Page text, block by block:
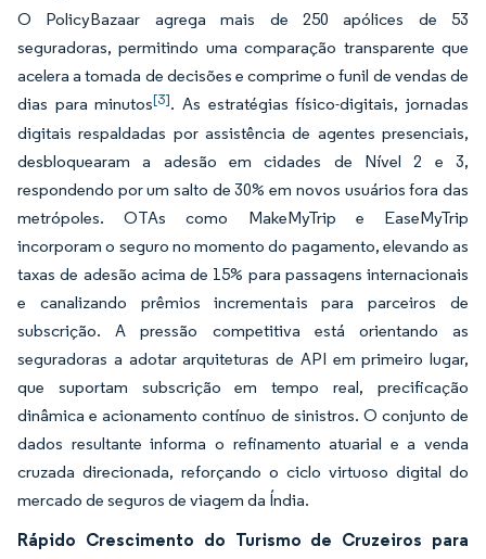
O PolicyBazaar agrega mais de 250 apólices de 53
seguradoras, permitindo uma comparação transparente que
acelera a tomada de decisões e comprime o funil de vendas de
dias para minutos[3]. As estratégias físico-digitais, jornadas
digitais respaldadas por assistência de agentes presenciais,
desbloquearam a adesão em cidades de Nível 2 e 3,
respondendo por um salto de 30% em novos usuários fora das
metrópoles. OTAs como MakeMyTrip e EaseMyTrip
incorporam o seguro no momento do pagamento, elevando as
taxas de adesão acima de 15% para passagens internacionais
e canalizando prêmios incrementais para parceiros de
subscrição. A pressão competitiva está orientando as
seguradoras a adotar arquiteturas de API em primeiro lugar,
que suportam subscrição em tempo real, precificação
dinâmica e acionamento contínuo de sinistros. O conjunto de
dados resultante informa o refinamento atuarial e a venda
cruzada direcionada, reforçando o ciclo virtuoso digital do
mercado de seguros de viagem da Índia.
Rápido Crescimento do Turismo de Cruzeiros para